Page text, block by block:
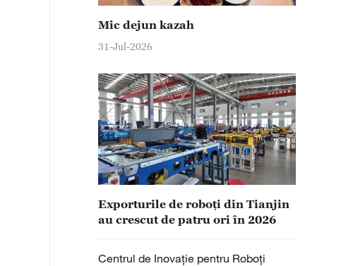
Mic dejun kazah
31-Jul-2026
Exporturile de roboți din Tianjin
au crescut de patru ori în 2026
Centrul de Inovație pentru Roboți